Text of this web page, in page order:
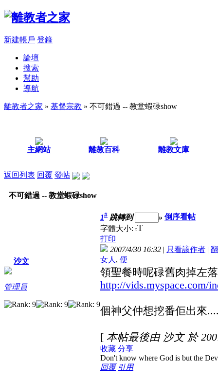
新建帳戶 登錄
論壇
搜索
幫助
導航
離教者之家 » 基督宗教 » 不可錯過 -- 教堂蝦碌show
主網站 離教百科 離教文庫
返回列表 回覆 發帖
不可錯過 -- 教堂蝦碌show
沙文
管理員
1# 跳轉到 » 倒序看帖
字體大小: tT
打印
2007/4/30 16:32 | 只看該作者 |
女人 , 便
領聖餐時呢碌舊肉掉左
http://vids.myspace.com/
個神父仲想挖番佢出來
[ 本帖最後由 沙文 於
收藏 分享
Don't know where God is but the
回覆 引用